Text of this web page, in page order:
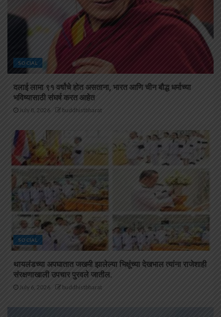
SOCIAL
दलाई लामा ९१ वर्षांचे होत असताना, भारत आणि चीन बौद्ध धर्माच्या
भविष्यासाठी संघर्ष करत आहेत
July 8, 2026 buddhistbharat
SOCIAL
थायलंडच्या अपघातात जखमी झालेल्या भिक्षूंच्या देखभाल त्यांना राजेशाही
संरक्षणाखाली उपचार पुरवले जातील.
July 6, 2026 buddhistbharat